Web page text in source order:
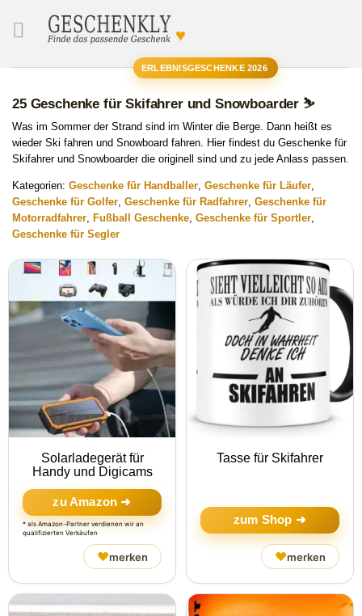
ERLEBNISGESCHENKE 2026
♥
25 Geschenke für Skifahrer und Snowboarder ⛷
Was im Sommer der Strand sind im Winter die Berge. Dann heißt es
wieder Ski fahren und Snowboard fahren. Hier findest du Geschenke für
Skifahrer und Snowboarder die originell sind und zu jede Anlass passen.
Kategorien: Geschenke für Handballer, Geschenke für Läufer,
Geschenke für Golfer, Geschenke für Radfahrer, Geschenke für
Motorradfahrer, Fußball Geschenke, Geschenke für Sportler,
Geschenke für Segler
Solarladegerät für
Handy und Digicams
zu Amazon ➜
* als Amazon-Partner verdienen wir an
qualifizierten Verkäufen
♥merken
Tasse für Skifahrer
zum Shop ➜
♥merken